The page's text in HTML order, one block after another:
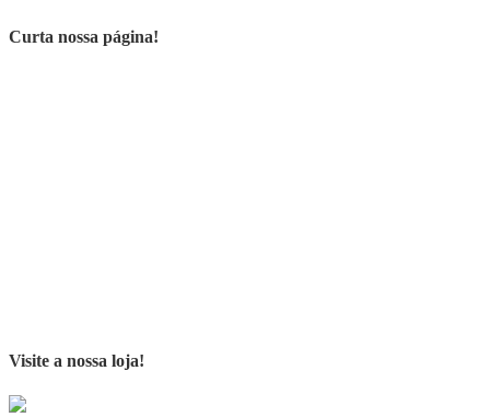
Curta nossa página!
Visite a nossa loja!